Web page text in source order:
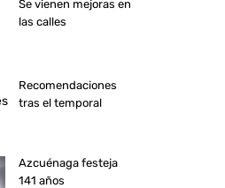
Se vienen mejoras en
las calles
Recomendaciones
tras el temporal
Azcuénaga festeja
141 años